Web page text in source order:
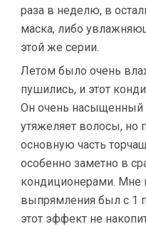
раза в неделю, в
маска, либо
этой же серии.
Летом было очень
пушились, и этот
Он очень насыщенный
утяжеляет волосы, но
основную часть
особенно заметно в
кондиционерами. Мне
выпрямления был с 1
этот эффект не